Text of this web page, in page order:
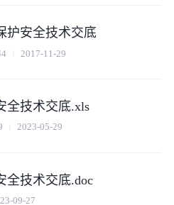
护安全技术交底
2017-11-29
全技术交底.xls
2023-05-29
全技术交底.doc
09-27